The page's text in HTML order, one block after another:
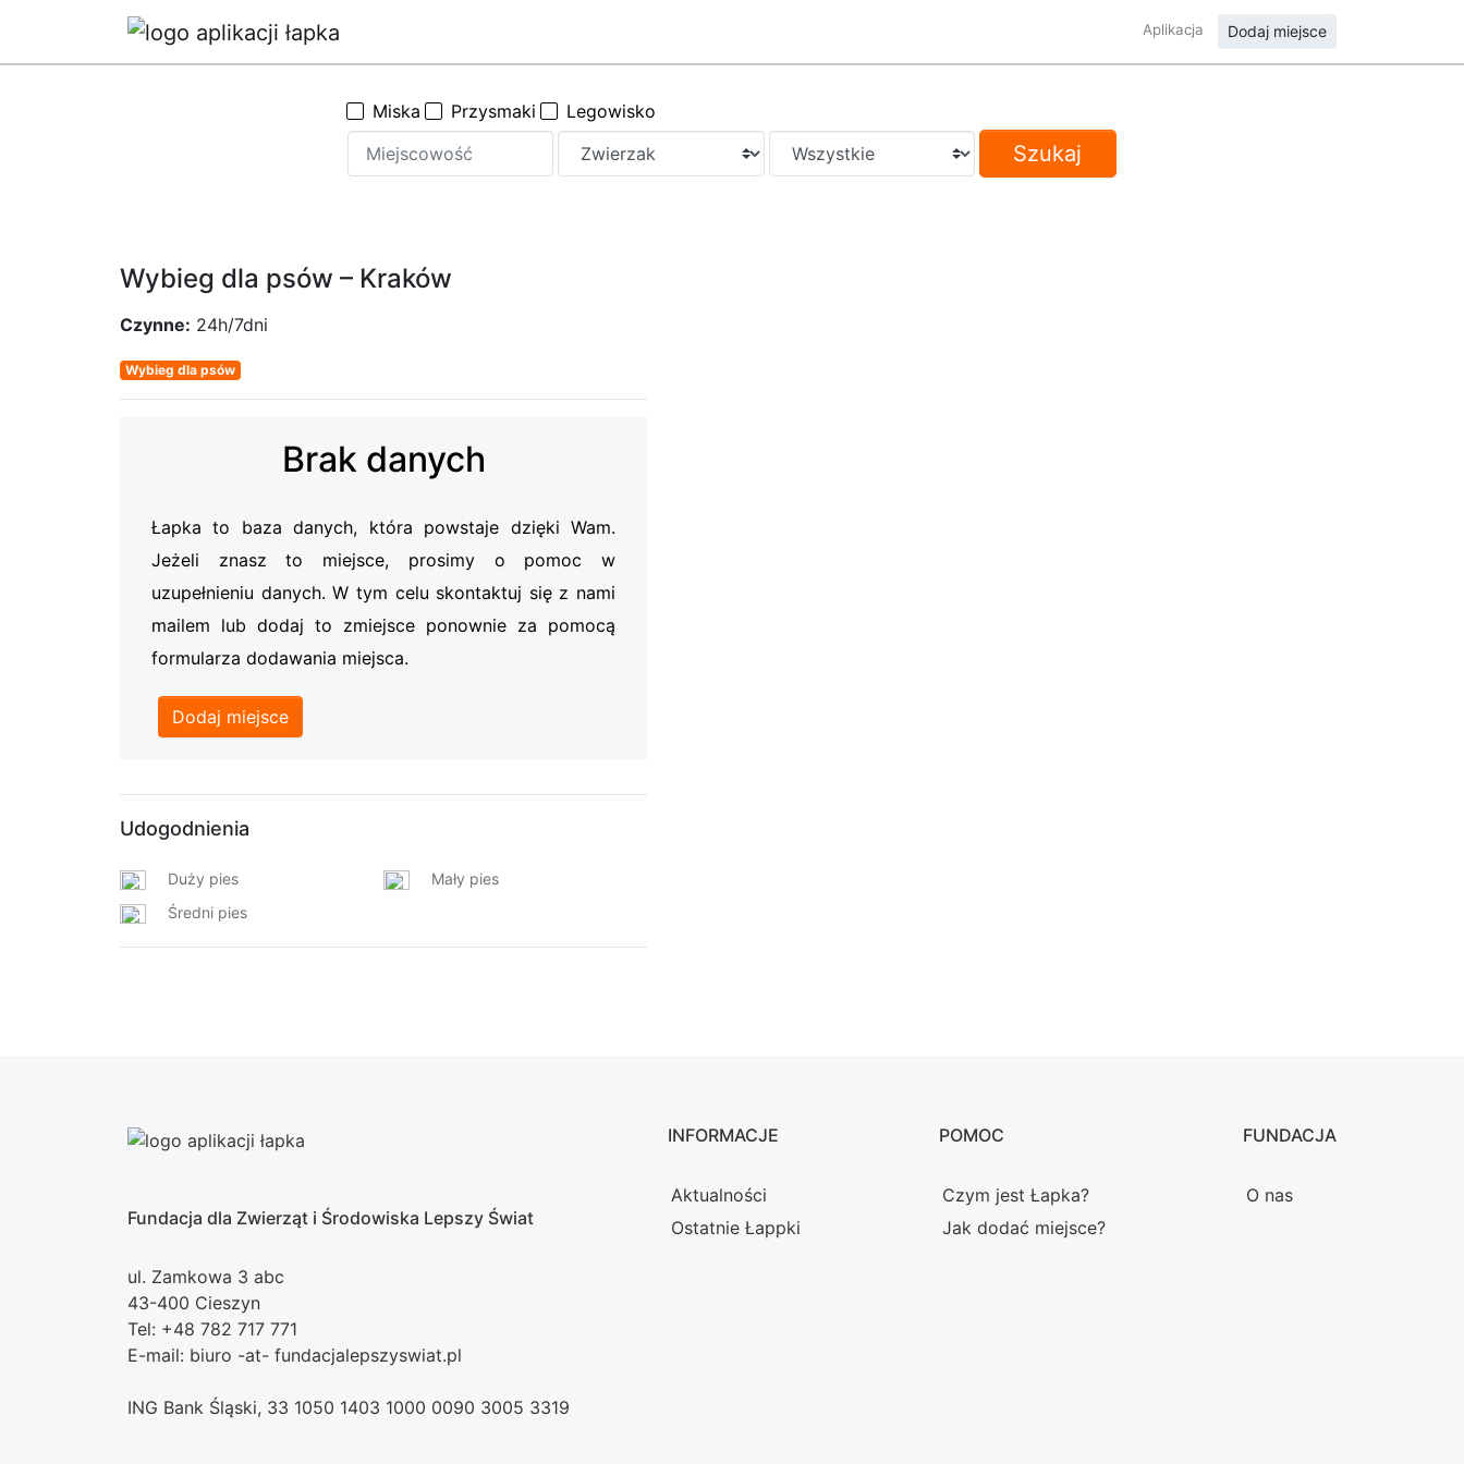
Aplikacja Dodaj miejsce
Miska Przysmaki Legowisko
Szukaj
Wybieg dla psów – Kraków
Czynne: 24h/7dni
Wybieg dla psów
Brak danych
Łapka to baza danych, która powstaje dzięki Wam.
Jeżeli znasz to miejsce, prosimy o pomoc w
uzupełnieniu danych. W tym celu skontaktuj się z nami
mailem lub dodaj to zmiejsce ponownie za pomocą
formularza dodawania miejsca.
Dodaj miejsce
Udogodnienia
Duży pies
Mały pies
Średni pies
Fundacja dla Zwierząt i Środowiska Lepszy Świat
ul. Zamkowa 3 abc
43-400 Cieszyn
Tel: +48 782 717 771
E-mail: biuro -at- fundacjalepszyswiat.pl
INFORMACJE
Aktualności
Ostatnie Łappki
POMOC
Czym jest Łapka?
Jak dodać miejsce?
FUNDACJA
O nas
ING Bank Śląski, 33 1050 1403 1000 0090 3005 3319